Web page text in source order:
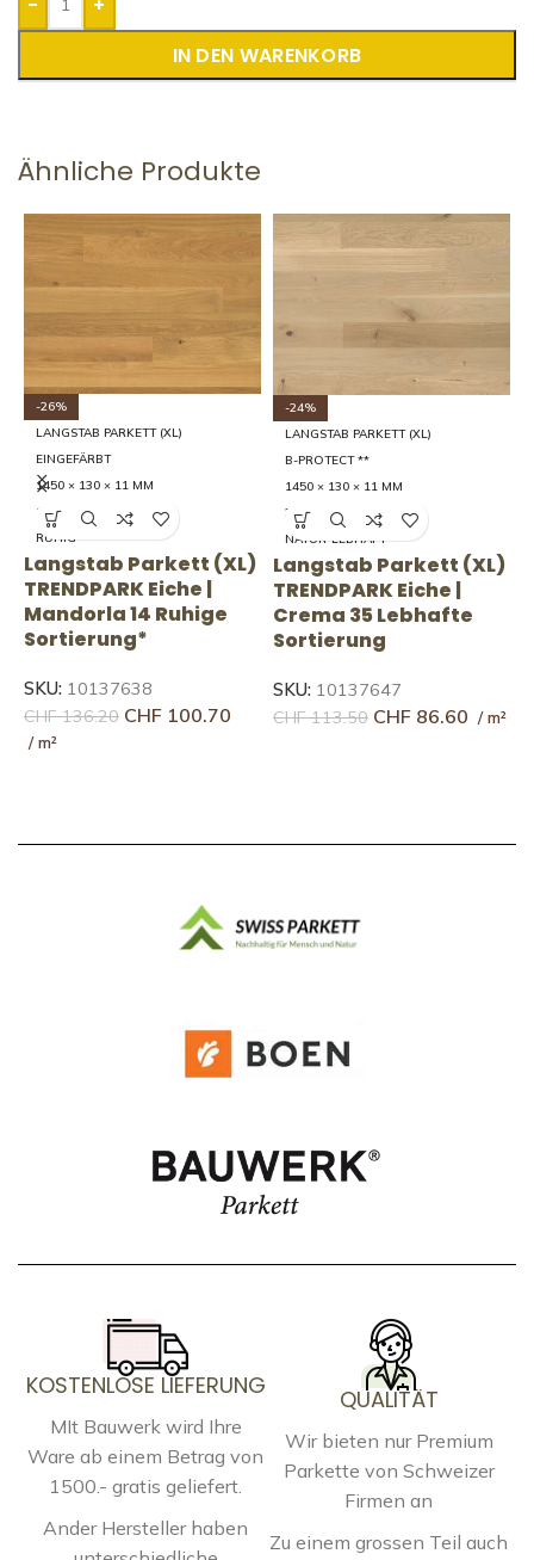
IN DEN WARENKORB
Ähnliche Produkte
-26%
LANGSTAB PARKETT (XL)
EINGEFÄRBT
1450 × 130 × 11 MM
14 RUHIG
RUHIG
Langstab Parkett (XL)
TRENDPARK Eiche |
Mandorla 14 Ruhige
Sortierung*
SKU: 10137638
CHF136.20 CHF 100.70
-24%
LANGSTAB PARKETT (XL)
B-PROTECT **
1450 × 130 × 11 MM
35 LEBHAFT
NATUR-LEBHAFT
Langstab Parkett (XL)
TRENDPARK Eiche |
Crema 35 Lebhafte
Sortierung
SKU: 10137647
CHF113.50 CHF 86.60
KOSTENLOSE LIEFERUNG
MIt Bauwerk wird Ihre
Ware ab einem Betrag von
1500.- gratis geliefert.
Ander Hersteller haben
QUALITÄT
Wir bieten nur Premium
Parkette von Schweizer
Firmen an
Zu einem grossen Teil auch